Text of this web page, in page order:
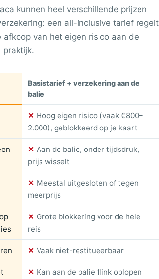
kunnen heel verschillende prijzen
een all-inclusive tarief regelt
van het eigen risico aan de
praktijk.
Basistarief + verzekering aan de
balie
✕ Hoog eigen risico (vaak €800–
2.000), geblokkeerd op je kaart
✕ Aan de balie, onder tijdsdruk,
prijs wisselt
✕ Meestal uitgesloten of tegen
meerprijs
✕ Grote blokkering voor de hele
reis
✕ Vaak niet-restitueerbaar
✕ Kan aan de balie flink oplopen